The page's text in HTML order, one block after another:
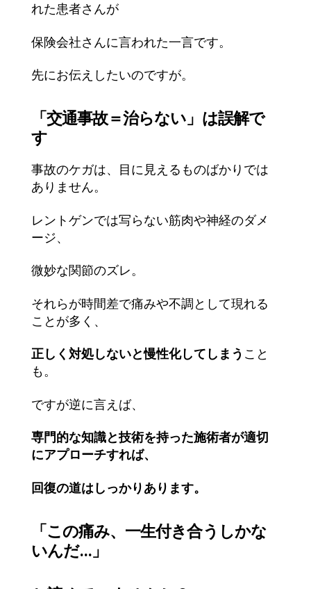
れた患者さんが
保険会社さんに言われた一言です。
先にお伝えしたいのですが。
「交通事故＝治らない」は誤解で
す
事故のケガは、目に見えるものばかりでは
ありません。
レントゲンでは写らない筋肉や神経のダメ
ージ、
微妙な関節のズレ。
それらが時間差で痛みや不調として現れる
ことが多く、
正しく対処しないと慢性化してしまう こと
も。
ですが逆に言えば、
専門的な知識と技術を持った施術者が適切
にアプローチすれば、
回復の道はしっかりあります。
「この痛み、一生付き合うしかな
いんだ…」